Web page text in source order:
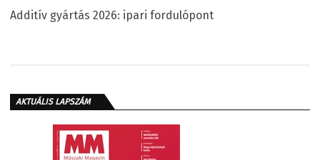
Additív gyártás 2026: ipari fordulópont
AKTUÁLIS LAPSZÁM